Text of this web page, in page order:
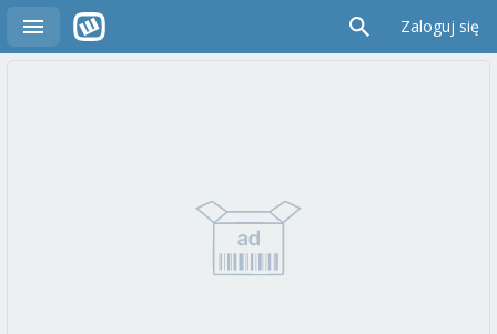
Zaloguj się